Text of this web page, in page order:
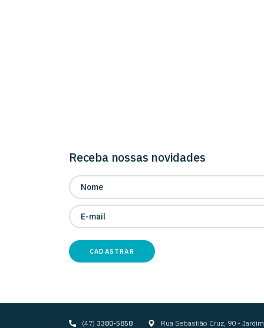
Receba nossas novidades
CADASTRAR
(47) 3380-5858 Rua Sebastião Cruz, 90 -